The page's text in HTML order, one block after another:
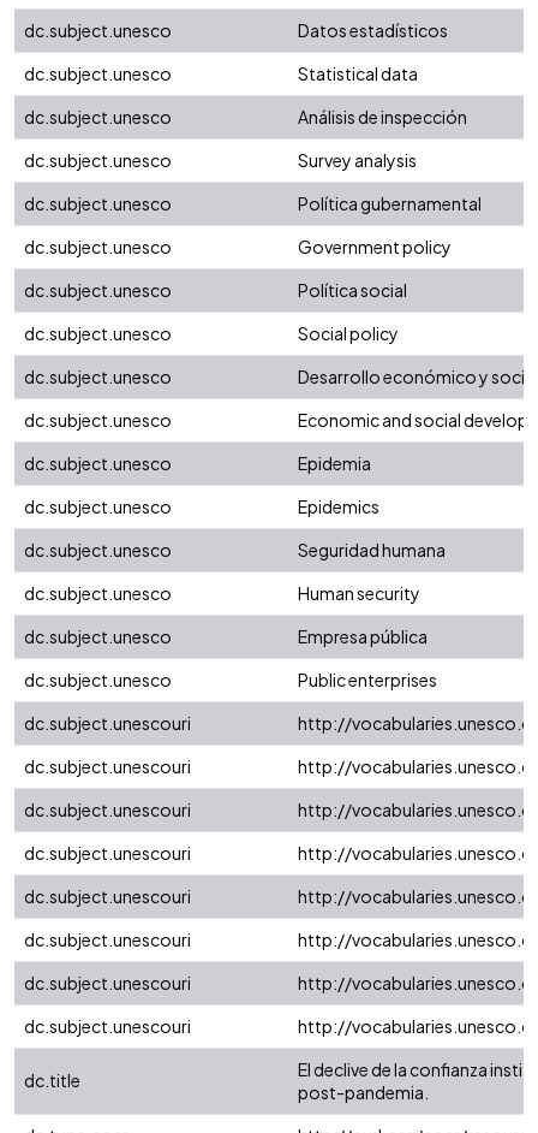
dc.subject.unesco
Datos estadísticos
dc.subject.unesco
Statistical data
dc.subject.unesco
Análisis de inspección
dc.subject.unesco
Survey analysis
dc.subject.unesco
Política gubernamental
dc.subject.unesco
Government policy
dc.subject.unesco
Política social
dc.subject.unesco
Social policy
dc.subject.unesco
Desarrollo económico y social
dc.subject.unesco
Economic and social
dc.subject.unesco
Epidemia
dc.subject.unesco
Epidemics
dc.subject.unesco
Seguridad humana
dc.subject.unesco
Human security
dc.subject.unesco
Empresa pública
dc.subject.unesco
Public enterprises
dc.subject.unescouri
http://
dc.subject.unescouri
http://
dc.subject.unescouri
http://
dc.subject.unescouri
http://
dc.subject.unescouri
http://
dc.subject.unescouri
http://
dc.subject.unescouri
http://
dc.subject.unescouri
http://
dc.title
El declive de la confianza
post-pandemia.